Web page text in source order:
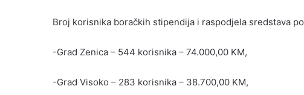
Broj korisnika boračkih stipendija i raspodjela sredstava
-Grad Zenica – 544 korisnika – 74.000,00 KM,
-Grad Visoko – 283 korisnika – 38.700,00 KM,